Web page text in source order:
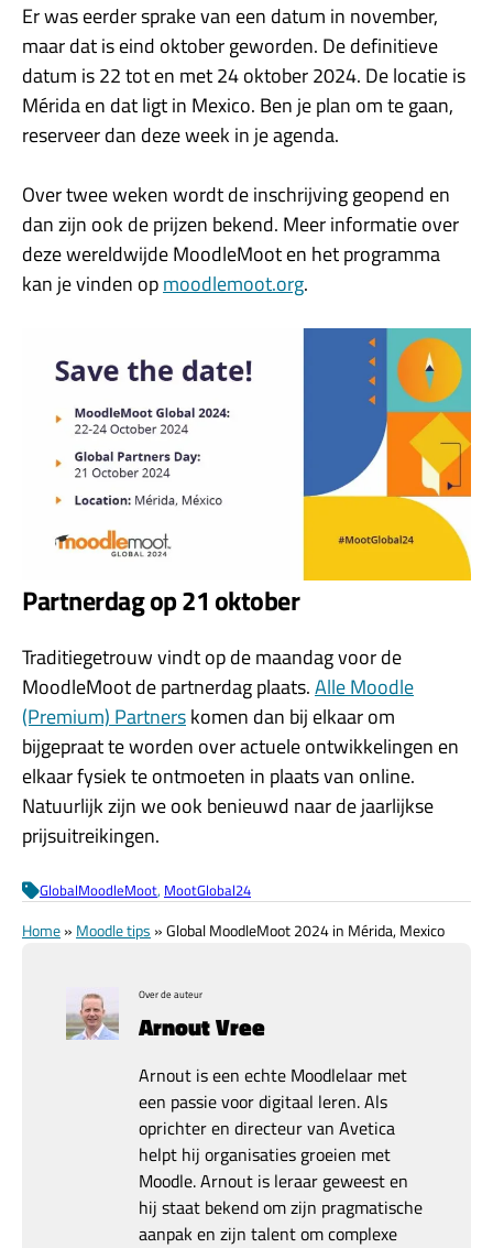
Er was eerder sprake van een datum in november,
maar dat is eind oktober geworden. De definitieve
datum is 22 tot en met 24 oktober 2024. De locatie is
Mérida en dat ligt in Mexico. Ben je plan om te gaan,
reserveer dan deze week in je agenda.
Over twee weken wordt de inschrijving geopend en
dan zijn ook de prijzen bekend. Meer informatie over
deze wereldwijde MoodleMoot en het programma
kan je vinden opmoodlemoot.org.
Partnerdag op 21 oktober
Traditiegetrouw vindt op de maandag voor de
MoodleMoot de partnerdag plaats.Alle Moodle
(Premium) Partnerskomen dan bij elkaar om
bijgepraat te worden over actuele ontwikkelingen en
elkaar fysiek te ontmoeten in plaats van online.
Natuurlijk zijn we ook benieuwd naar de jaarlijkse
prijsuitreikingen.
GlobalMoodleMoot, MootGlobal24
Home»Moodle tips»Global MoodleMoot 2024 in Mérida, Mexico
Over de auteur
Arnout Vree
Arnout is een echte Moodlelaar met
een passie voor digitaal leren. Als
oprichter en directeur van Avetica
helpt hij organisaties groeien met
Moodle. Arnout is leraar geweest en
hij staat bekend om zijn pragmatische
aanpak en zijn talent om complexe